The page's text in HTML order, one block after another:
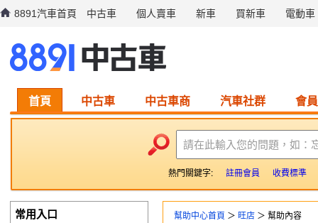
8891汽車首頁 中古車 個人賣車 新車 買新車 電動車
首頁 中古車 中古車商 汽車社群 會
請在此輸入您的問題，如：
熱門關鍵字: 註冊會員 收費標準
幫助中心首頁 ＞ 旺店 ＞ 幫助內容
常用入口